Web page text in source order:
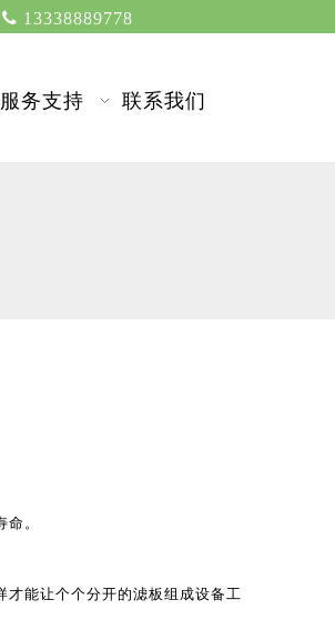
 13338889778
服务支持 联系我们
。
能让个个分开的滤板组成设备工